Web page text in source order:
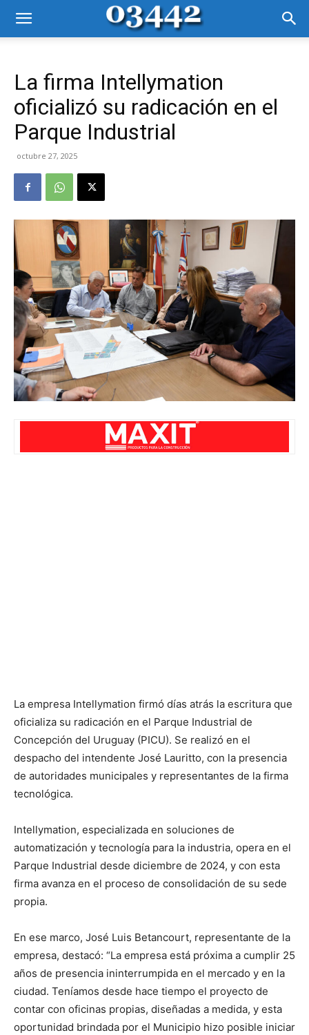
La firma Intellymation
oficializó su radicación en el
Parque Industrial
octubre 27, 2025
La empresa Intellymation firmó días atrás la escritura que
oficializa su radicación en el Parque Industrial de
Concepción del Uruguay (PICU). Se realizó en el
despacho del intendente José Lauritto, con la presencia
de autoridades municipales y representantes de la firma
tecnológica.
Intellymation, especializada en soluciones de
automatización y tecnología para la industria, opera en el
Parque Industrial desde diciembre de 2024, y con esta
firma avanza en el proceso de consolidación de su sede
propia.
En ese marco, José Luis Betancourt, representante de la
empresa, destacó: “La empresa está próxima a cumplir 25
años de presencia ininterrumpida en el mercado y en la
ciudad. Teníamos desde hace tiempo el proyecto de
contar con oficinas propias, diseñadas a medida, y esta
oportunidad brindada por el Municipio hizo posible iniciar